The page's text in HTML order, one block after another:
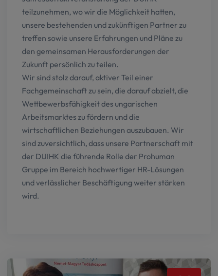
teilzunehmen, wo wir die Möglichkeit hatten,
unsere bestehenden und zukünftigen Partner zu
treffen sowie unsere Erfahrungen und Pläne zu
den gemeinsamen Herausforderungen der
Zukunft persönlich zu teilen.
Wir sind stolz darauf, aktiver Teil einer
Fachgemeinschaft zu sein, die darauf abzielt, die
Wettbewerbsfähigkeit des ungarischen
Arbeitsmarktes zu fördern und die
wirtschaftlichen Beziehungen auszubauen. Wir
sind zuversichtlich, dass unsere Partnerschaft mit
der DUIHK die führende Rolle der Prohuman
Gruppe im Bereich hochwertiger HR-Lösungen
und verlässlicher Beschäftigung weiter stärken
wird.